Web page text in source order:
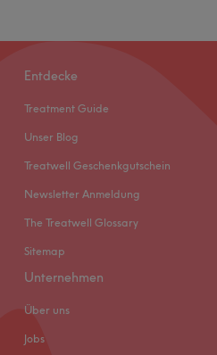
Entdecke
Treatment Guide
Unser Blog
Treatwell Geschenkgutschein
Newsletter Anmeldung
The Treatwell Glossary
Sitemap
Unternehmen
Über uns
Jobs